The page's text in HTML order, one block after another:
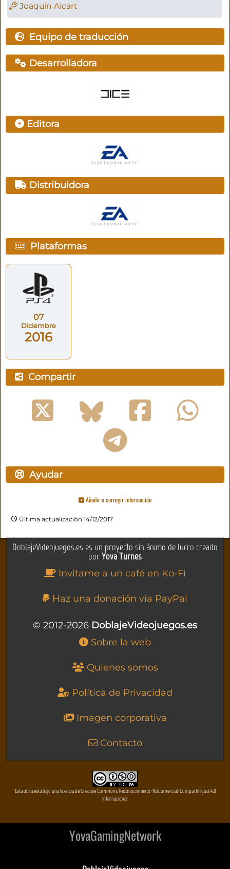
Joaquín Aicart
Equipo de traducción
Desarrolladora
Editora
Distribuidora
Plataformas
07
Diciembre
2016
Compartir
Ayudar
Añadir o corregir información
Última actualización 14/12/2017
DoblajeVideojuegos.es es un proyecto sin ánimo de lucro creado
porYova Turnes
Invítame a un café en Ko-Fi
Haz una donación vía PayPal
© 2012-2026 DoblajeVideojuegos.es
Sobre la web
Quienes somos
Política de Privacidad
Imagen corporativa
Contacto
Esta obra está bajo una licencia de Creative Commons Reconocimiento-NoComercial-CompartirIgual 4.0
Internacional
YovaGamingNetwork